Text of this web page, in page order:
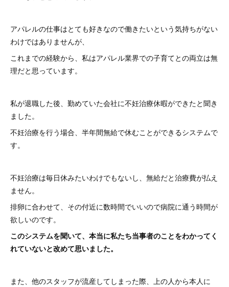
アパレルの仕事はとても好きなので働きたいという気持ちがない
わけではありませんが、
これまでの経験から、私はアパレル業界での子育てとの両立は無
理だと思っています。
私が退職した後、勤めていた会社に不妊治療休暇ができたと聞き
ました。
不妊治療を行う場合、半年間無給で休むことができるシステムで
す。
不妊治療は毎日休みたいわけでもないし、無給だと治療費が払え
ません。
排卵に合わせて、その付近に数時間でいいので病院に通う時間が
欲しいのです。
このシステムを聞いて、本当に私たち当事者のことをわかってく
れていないと改めて思いました。
また、他のスタッフが流産してしまった際、上の人から本人に